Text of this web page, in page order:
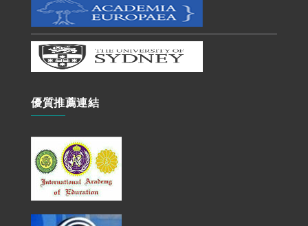
優質推薦連結